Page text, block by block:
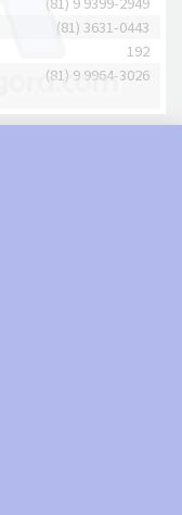
(81) 3631-0443
192
(81) 9 9964-3026